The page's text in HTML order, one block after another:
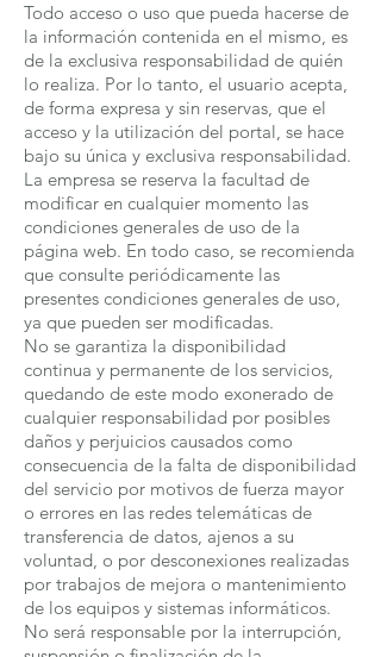
Todo acceso o uso que pueda hacerse de
la información contenida en el mismo, es
de la exclusiva responsabilidad de quién
lo realiza. Por lo tanto, el usuario acepta,
de forma expresa y sin reservas, que el
acceso y la utilización del portal, se hace
bajo su única y exclusiva responsabilidad.
La empresa se reserva la facultad de
modificar en cualquier momento las
condiciones generales de uso de la
página web. En todo caso, se recomienda
que consulte periódicamente las
presentes condiciones generales de uso,
ya que pueden ser modificadas.
No se garantiza la disponibilidad
continua y permanente de los servicios,
quedando de este modo exonerado de
cualquier responsabilidad por posibles
daños y perjuicios causados como
consecuencia de la falta de disponibilidad
del servicio por motivos de fuerza mayor
o errores en las redes telemáticas de
transferencia de datos, ajenos a su
voluntad, o por desconexiones realizadas
por trabajos de mejora o mantenimiento
de los equipos y sistemas informáticos.
No será responsable por la interrupción,